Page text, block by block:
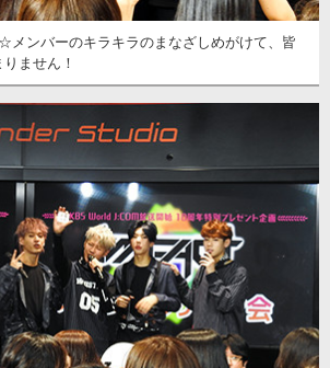
メンバーのキラキラのまなざしめがけて、皆
ません！